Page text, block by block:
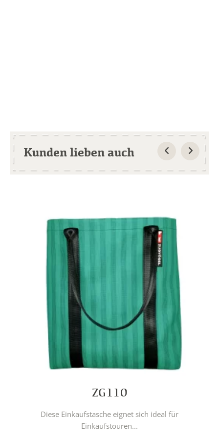
Kunden lieben auch
ZG110
Diese Einkaufstasche eignet sich ideal für
Einkaufstouren...